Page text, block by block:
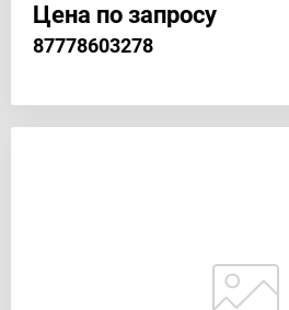
Цена по запросу
87778603278